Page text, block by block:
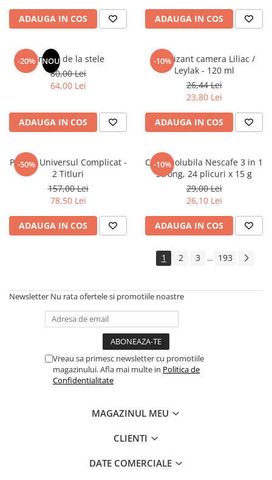
Instrumente de scris
Organizare si Arhivare
Articole scolare
Arta
Caiete si Carnetele scolare
Ghiozdane si Penare scolare
Instrumente si Truse Geometrie
Seturi scolare
Calculator
Consumabile & Accesorii
Cadouri
Carti in dar
Literatura Romana
Carte Prescolara, Joc
Carti cartonate
ADAUGA IN COS ADAUGA IN COS
-20% NOU
Un dar de la stele
80,00 Lei
64,00 Lei
ADAUGA IN COS
-10%
Odorizant camera Liliac /
Leylak - 120 ml
26,44 Lei
23,80 Lei
ADAUGA IN COS
-50%
Pachet Universul Complicat -
2 Titluri
157,00 Lei
78,50 Lei
ADAUGA IN COS
-10%
Cafea solubila Nescafe 3 in 1
Strong, 24 plicuri x 15 g
29,00 Lei
26,10 Lei
ADAUGA IN COS
1 2 3 ... 193
Newsletter Nu rata ofertele si promotiile noastre
Vreau sa primesc newsletter cu promotiile
magazinului. Afla mai multe in Politica de
Confidentialitate
MAGAZINUL MEU
CLIENTI
DATE COMERCIALE